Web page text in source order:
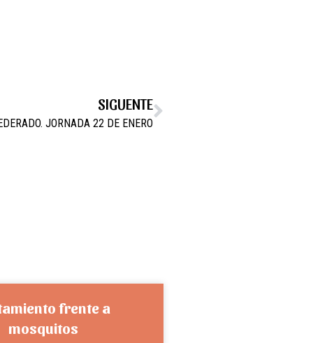
SIGUENTE
JORNADA 22 DE ENERO
frente a
mosquitos